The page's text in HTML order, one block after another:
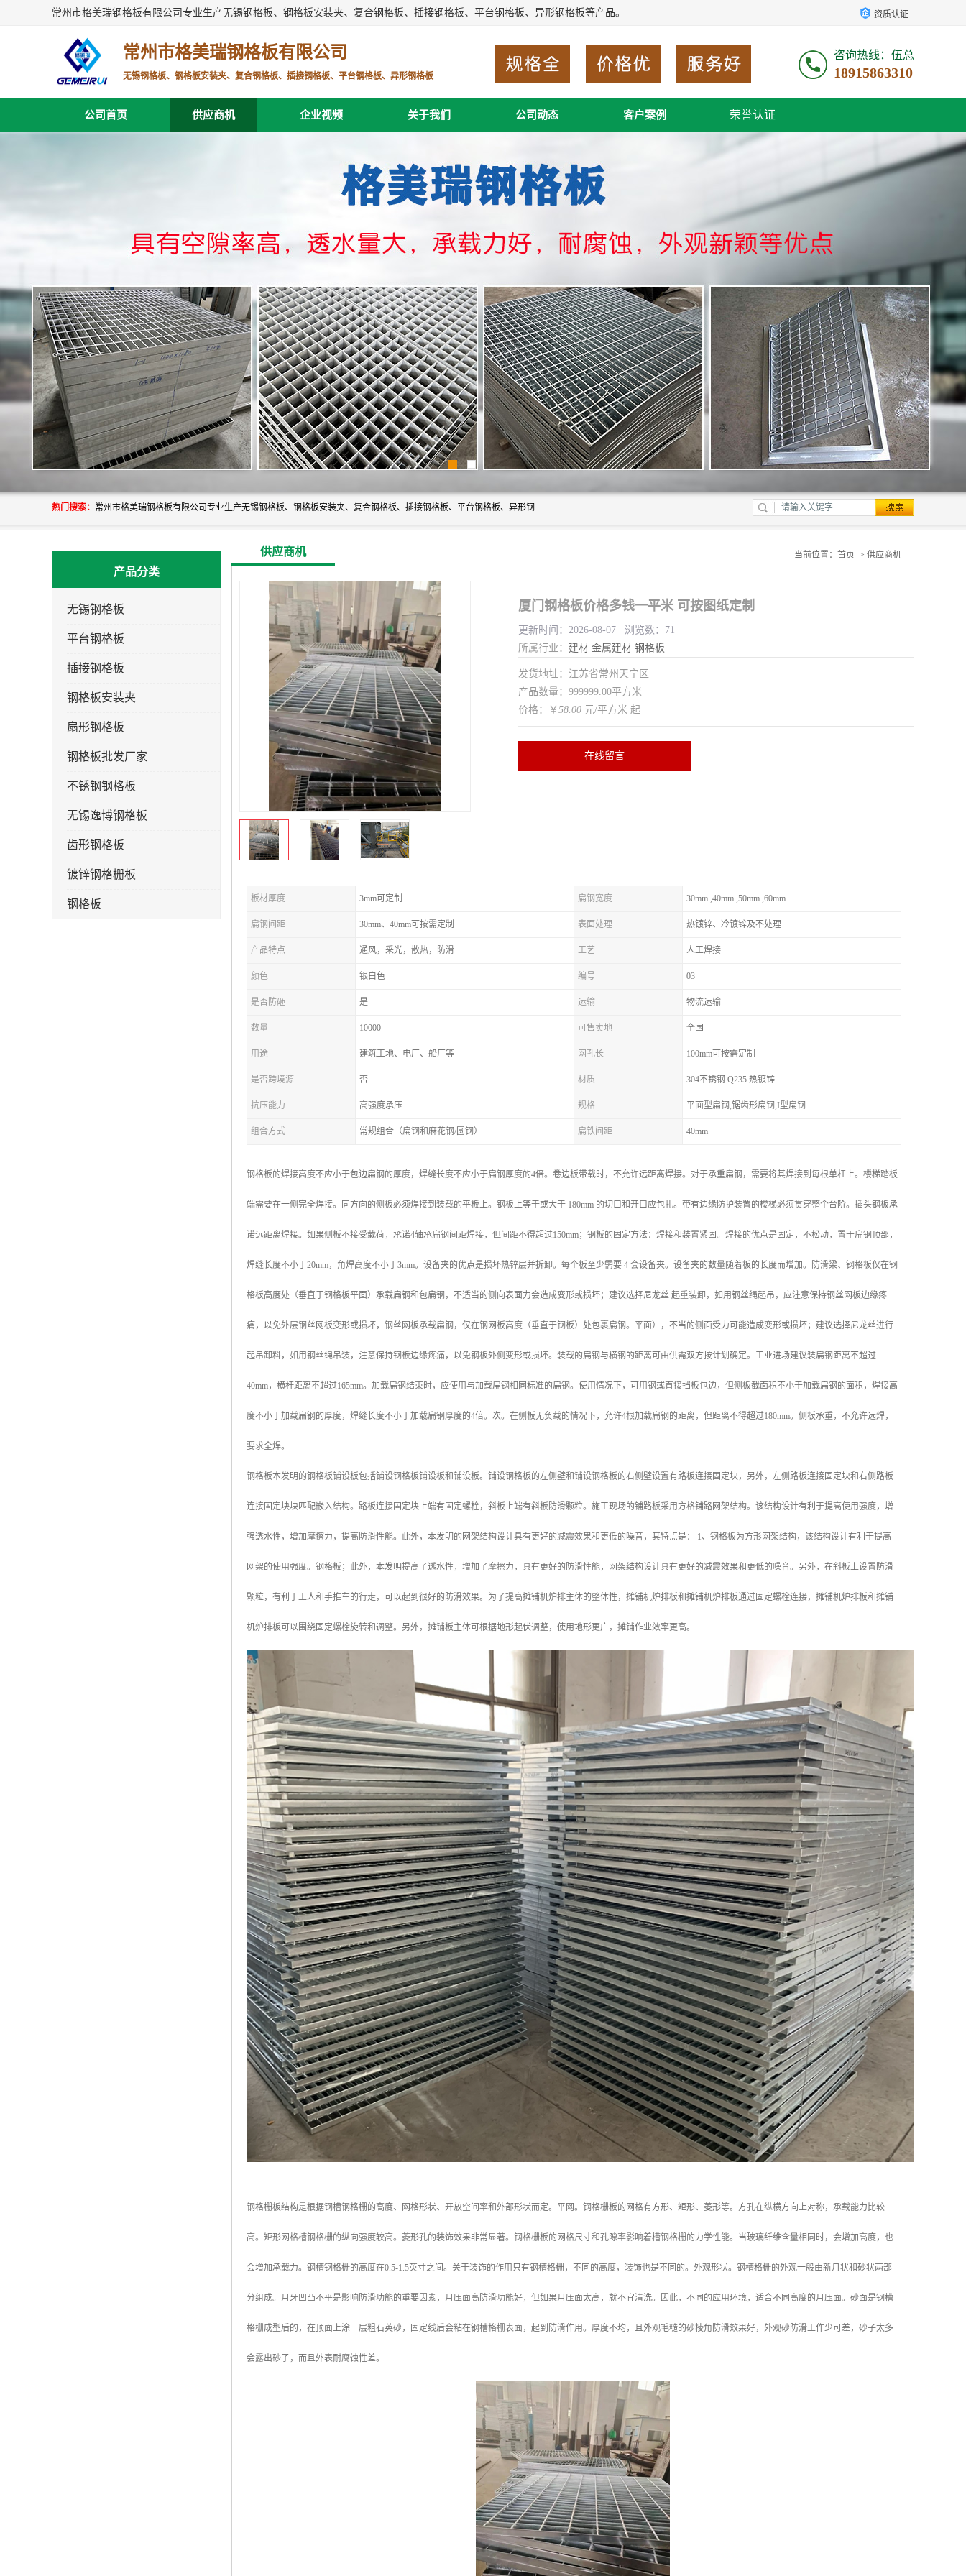
常州市格美瑞钢格板有限公司专业生产无锡钢格板、钢格板安装夹、复合钢格板、插接钢格板、平台钢格板、异形钢格板等产品。 资质认证
常州市格美瑞钢格板有限公司
无锡钢格板、钢格板安装夹、复合钢格板、插接钢格板、平台钢格板、异形钢格板
咨询热线：伍总
18915863310
公司首页 供应商机 企业视频 关于我们 公司动态 客户案例 荣誉认证
热门搜索： 常州市格美瑞钢格板有限公司专业生产无锡钢格板、钢格板安装夹、复合钢格板、插接钢格板、平台钢格板、异形钢格板等产品。
产品分类
无锡钢格板
平台钢格板
插接钢格板
钢格板安装夹
扇形钢格板
钢格板批发厂家
不锈钢钢格板
无锡逸博钢格板
齿形钢格板
镀锌钢格栅板
钢格板
供应商机 当前位置： 首页 -> 供应商机
厦门钢格板价格多钱一平米 可按图纸定制
更新时间：2026-08-07 浏览数：71
所属行业： 建材 金属建材 钢格板
发货地址：江苏省常州天宁区
产品数量：999999.00平方米
价格：￥ 58.00 元/平方米 起
在线留言
板材厚度 3mm可定制 扁钢宽度 30mm ,40mm ,50mm ,60mm
扁钢间距 30mm、40mm可按需定制 表面处理 热镀锌、冷镀锌及不处理
产品特点 通风，采光，散热，防滑 工艺 人工焊接
颜色 银白色 编号 03
是否防砸 是 运输 物流运输
数量 10000 可售卖地 全国
用途 建筑工地、电厂、船厂等 网孔长 100mm可按需定制
是否跨境源 否 材质 304不锈钢 Q235 热镀锌
抗压能力 高强度承压 规格 平面型扁钢,锯齿形扁钢,I型扁钢
组合方式 常规组合（扁钢和麻花钢/圆钢） 扁铁间距 40mm
钢格板的焊接高度不应小于包边扁钢的厚度，焊缝长度不应小于扁钢厚度的4倍。卷边板带载时，不允许远距离焊接。对于承重扁钢，需要将其焊接到每根单杠上。楼梯踏板
端需要在一侧完全焊接。同方向的侧板必须焊接到装载的平板上。钢板上等于或大于 180mm 的切口和开口应包扎。带有边缘防护装置的楼梯必须贯穿整个台阶。插头钢板承
诺远距离焊接。如果侧板不接受载荷，承诺4轴承扁钢间距焊接，但间距不得超过150mm；钢板的固定方法：焊接和装置紧固。焊接的优点是固定，不松动，置于扁钢顶部，
焊缝长度不小于20mm，角焊高度不小于3mm。设备夹的优点是损坏热锌层并拆卸。每个板至少需要 4 套设备夹。设备夹的数量随着板的长度而增加。防滑梁、钢格板仅在钢
格板高度处（垂直于钢格板平面）承载扁钢和包扁钢，不适当的侧向表面力会造成变形或损坏；建议选择尼龙丝 起重装卸，如用钢丝绳起吊，应注意保持钢丝网板边缘疼
痛，以免外层钢丝网板变形或损坏，钢丝网板承载扁钢，仅在钢网板高度（垂直于钢板）处包裹扁钢。平面），不当的侧面受力可能造成变形或损坏；建议选择尼龙丝进行
起吊卸料，如用钢丝绳吊装，注意保持钢板边缘疼痛，以免钢板外侧变形或损坏。装载的扁钢与横钢的距离可由供需双方按计划确定。工业进场建议装扁钢距离不超过
40mm，横杆距离不超过165mm。加载扁钢结束时，应使用与加载扁钢相同标准的扁钢。使用情况下，可用钢或直接挡板包边，但侧板截面积不小于加载扁钢的面积，焊接高
度不小于加载扁钢的厚度，焊缝长度不小于加载扁钢厚度的4倍。次。在侧板无负载的情况下，允许4根加载扁钢的距离，但距离不得超过180mm。侧板承重，不允许远焊，
要求全焊。
钢格板本发明的钢格板铺设板包括铺设钢格板铺设板和铺设板。铺设钢格板的左侧壁和铺设钢格板的右侧壁设置有路板连接固定块，另外，左侧路板连接固定块和右侧路板
连接固定块块匹配嵌入结构。路板连接固定块上端有固定螺栓，斜板上端有斜板防滑颗粒。施工现场的铺路板采用方格铺路网架结构。该结构设计有利于提高使用强度，增
强透水性，增加摩擦力，提高防滑性能。此外，本发明的网架结构设计具有更好的减震效果和更低的噪音，其特点是： 1、钢格板为方形网架结构，该结构设计有利于提高
网架的使用强度。钢格板；此外，本发明提高了透水性，增加了摩擦力，具有更好的防滑性能，网架结构设计具有更好的减震效果和更低的噪音。另外，在斜板上设置防滑
颗粒，有利于工人和手推车的行走，可以起到很好的防滑效果。为了提高摊铺机炉排主体的整体性，摊铺机炉排板和摊铺机炉排板通过固定螺栓连接，摊铺机炉排板和摊铺
机炉排板可以围绕固定螺栓旋转和调整。另外，摊铺板主体可根据地形起伏调整，使用地形更广，摊铺作业效率更高。
钢格栅板结构是根据钢槽钢格栅的高度、网格形状、开放空间率和外部形状而定。平网。钢格栅板的网格有方形、矩形、菱形等。方孔在纵横方向上对称，承载能力比较
高。矩形网格槽钢格栅的纵向强度较高。菱形孔的装饰效果非常显著。钢格栅板的网格尺寸和孔隙率影响着槽钢格栅的力学性能。当玻璃纤维含量相同时，会增加高度，也
会增加承载力。钢槽钢格栅的高度在0.5-1.5英寸之间。关于装饰的作用只有钢槽格栅，不同的高度，装饰也是不同的。外观形状。钢槽格栅的外观一般由新月状和砂状两部
分组成。月牙凹凸不平是影响防滑功能的重要因素，月压面高防滑功能好，但如果月压面太高，就不宜清洗。因此，不同的应用环境，适合不同高度的月压面。砂面是钢槽
格栅成型后的，在顶面上涂一层粗石英砂，固定线后会粘在钢槽格栅表面，起到防滑作用。厚度不均，且外观毛糙的砂棱角防滑效果好，外观砂防滑工作少可差，砂子太多
会露出砂子，而且外表耐腐蚀性差。